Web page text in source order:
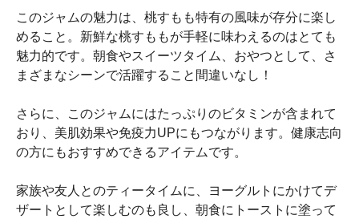
このジャムの魅力は、桃すもも特有の風味が存分に楽し
めること。新鮮な桃すももが手軽に味わえるのはとても
魅力的です。朝食やスイーツタイム、おやつとして、さ
まざまなシーンで活躍すること間違いなし！
さらに、このジャムにはたっぷりのビタミンが含まれて
おり、美肌効果や免疫力UPにもつながります。健康志向
の方にもおすすめできるアイテムです。
家族や友人とのティータイムに、ヨーグルトにかけてデ
ザートとして楽しむのも良し、朝食にトーストに塗って